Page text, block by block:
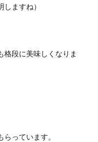
ますね）
格段に美味しくなりま
っています。